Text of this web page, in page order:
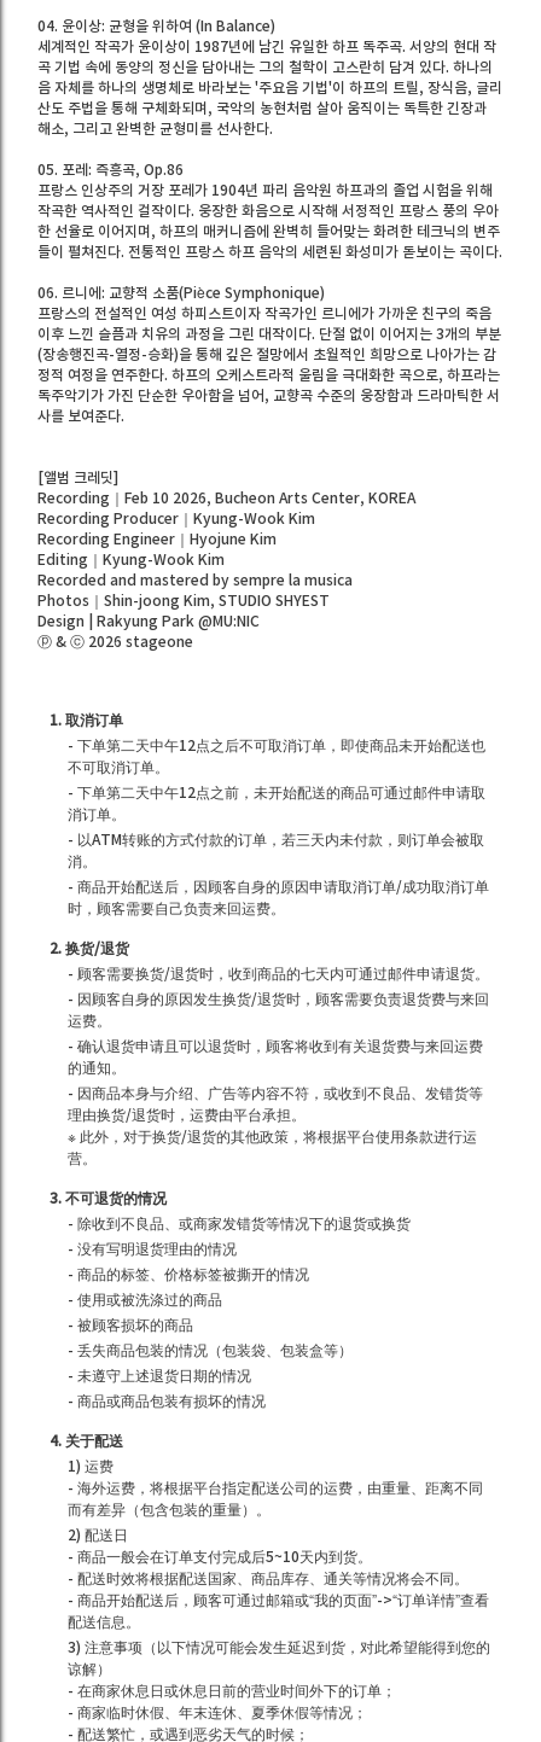
04. 윤이상: 균형을 위하여 (In Balance)
세계적인 작곡가 윤이상이 1987년에 남긴 유일한 하프 독주곡. 서양의 현대 작
곡 기법 속에 동양의 정신을 담아내는 그의 철학이 고스란히 담겨 있다. 하나의
음 자체를 하나의 생명체로 바라보는 '주요음 기법'이 하프의 트릴, 장식음, 글리
산도 주법을 통해 구체화되며, 국악의 농현처럼 살아 움직이는 독특한 긴장과
해소, 그리고 완벽한 균형미를 선사한다.
05. 포레: 즉흥곡, Op.86
프랑스 인상주의 거장 포레가 1904년 파리 음악원 하프과의 졸업 시험을 위해
작곡한 역사적인 걸작이다. 웅장한 화음으로 시작해 서정적인 프랑스 풍의 우아
한 선율로 이어지며, 하프의 매커니즘에 완벽히 들어맞는 화려한 테크닉의 변주
들이 펼쳐진다. 전통적인 프랑스 하프 음악의 세련된 화성미가 돋보이는 곡이다.
06. 르니에: 교향적 소품(Pièce Symphonique)
프랑스의 전설적인 여성 하피스트이자 작곡가인 르니에가 가까운 친구의 죽음
이후 느낀 슬픔과 치유의 과정을 그린 대작이다. 단절 없이 이어지는 3개의 부분
(장송행진곡-열정-승화)을 통해 깊은 절망에서 초월적인 희망으로 나아가는 감
정적 여정을 연주한다. 하프의 오케스트라적 울림을 극대화한 곡으로, 하프라는
독주악기가 가진 단순한 우아함을 넘어, 교향곡 수준의 웅장함과 드라마틱한 서
사를 보여준다.
[앨범 크레딧]
Recording｜Feb 10 2026, Bucheon Arts Center, KOREA
Recording Producer｜Kyung-Wook Kim
Recording Engineer｜Hyojune Kim
Editing｜Kyung-Wook Kim
Recorded and mastered by sempre la musica
Photos｜Shin-joong Kim, STUDIO SHYEST
Design | Rakyung Park @MU:NIC
ⓟ & ⓒ 2026 stageone
1. 取消订单
- 下单第二天中午12点之后不可取消订单，即使商品未开始配送也
不可取消订单。
- 下单第二天中午12点之前，未开始配送的商品可通过邮件申请取
消订单。
- 以ATM转账的方式付款的订单，若三天内未付款，则订单会被取
消。
- 商品开始配送后，因顾客自身的原因申请取消订单/成功取消订单
时，顾客需要自己负责来回运费。
2. 换货/退货
- 顾客需要换货/退货时，收到商品的七天内可通过邮件申请退货。
- 因顾客自身的原因发生换货/退货时，顾客需要负责退货费与来回
运费。
- 确认退货申请且可以退货时，顾客将收到有关退货费与来回运费
的通知。
- 因商品本身与介绍、广告等内容不符，或收到不良品、发错货等
理由换货/退货时，运费由平台承担。
※ 此外，对于换货/退货的其他政策，将根据平台使用条款进行运
营。
3. 不可退货的情况
- 除收到不良品、或商家发错货等情况下的退货或换货
- 没有写明退货理由的情况
- 商品的标签、价格标签被撕开的情况
- 使用或被洗涤过的商品
- 被顾客损坏的商品
- 丢失商品包装的情况（包装袋、包装盒等）
- 未遵守上述退货日期的情况
- 商品或商品包装有损坏的情况
4. 关于配送
1) 运费
- 海外运费，将根据平台指定配送公司的运费，由重量、距离不同
而有差异（包含包装的重量）。
2) 配送日
- 商品一般会在订单支付完成后5~10天内到货。
- 配送时效将根据配送国家、商品库存、通关等情况将会不同。
- 商品开始配送后，顾客可通过邮箱或“我的页面”->“订单详情”查看
配送信息。
3) 注意事项（以下情况可能会发生延迟到货，对此希望能得到您的
谅解）
- 在商家休息日或休息日前的营业时间外下的订单；
- 商家临时休假、年末连休、夏季休假等情况；
- 配送繁忙，或遇到恶劣天气的时候；